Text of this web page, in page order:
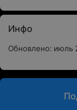
Инфо
Обновлено: июль